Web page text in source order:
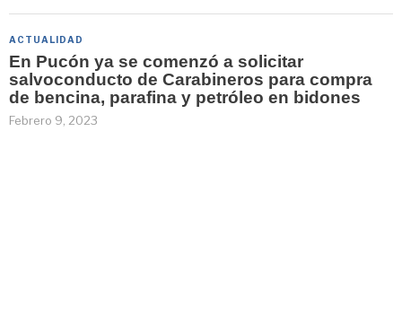
ACTUALIDAD
En Pucón ya se comenzó a solicitar
salvoconducto de Carabineros para compra
de bencina, parafina y petróleo en bidones
Febrero 9, 2023